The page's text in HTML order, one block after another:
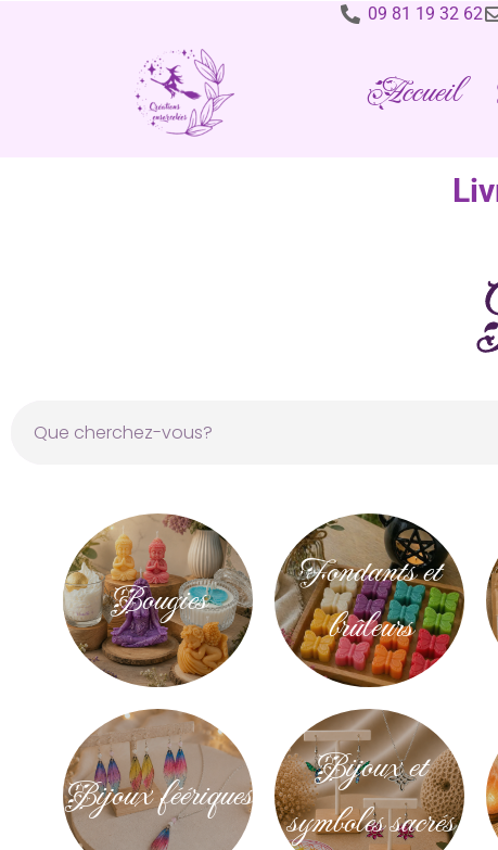
09 81 19 32 62
Accueil
Bougies
Fondants et
brûleurs
Bijoux féériques
Bijoux et
symboles sacrés